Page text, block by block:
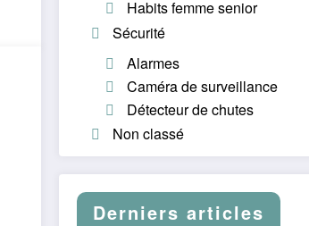
Habits femme senior
Sécurité
Alarmes
Caméra de surveillance
Détecteur de chutes
Non classé
Derniers articles